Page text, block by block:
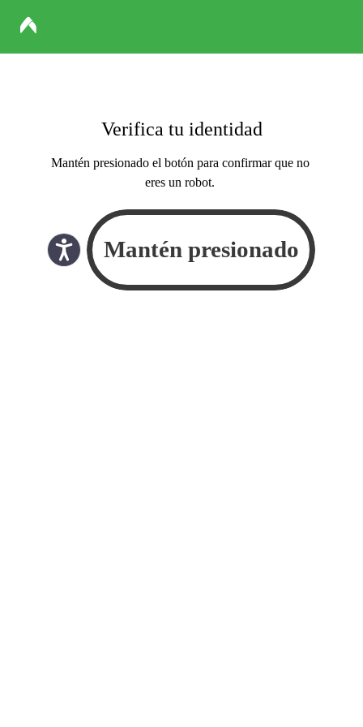
Verifica tu identidad
Mantén presionado el botón para confirmar que no
eres un robot.